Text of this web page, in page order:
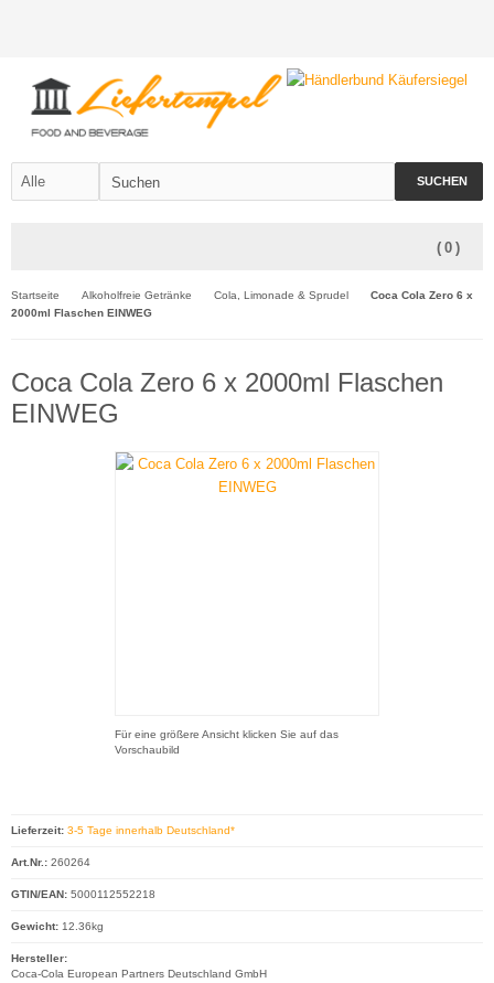
SUCHEN
( 0 )
Startseite Alkoholfreie Getränke Cola, Limonade & Sprudel
Coca Cola Zero 6 x
2000ml Flaschen EINWEG
Coca Cola Zero 6 x 2000ml Flaschen
EINWEG
Für eine größere Ansicht klicken Sie auf das
Vorschaubild
Lieferzeit: 3-5 Tage innerhalb Deutschland*
Art.Nr.: 260264
GTIN/EAN: 5000112552218
Gewicht: 12.36kg
Hersteller:
Coca‑Cola European Partners Deutschland GmbH